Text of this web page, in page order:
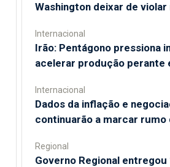
Washington deixar de
Internacional
Irão: Pentágono pressiona
acelerar produção perante
Internacional
Dados da inflação e
continuarão a marcar
Regional
Governo Regional